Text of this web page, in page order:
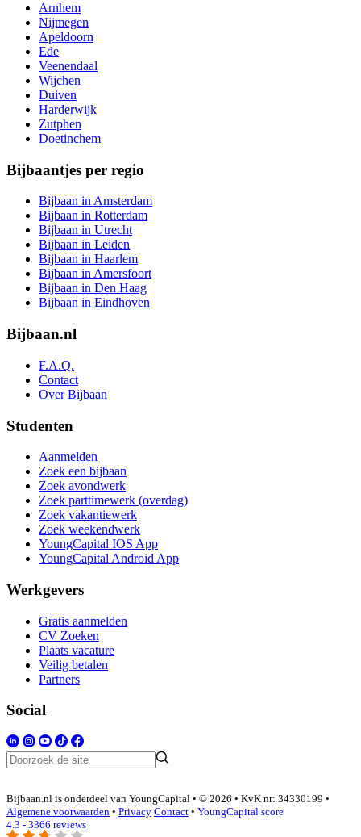
Arnhem
Nijmegen
Apeldoorn
Ede
Veenendaal
Wijchen
Duiven
Harderwijk
Zutphen
Doetinchem
Bijbaantjes per regio
Bijbaan in Amsterdam
Bijbaan in Rotterdam
Bijbaan in Utrecht
Bijbaan in Leiden
Bijbaan in Haarlem
Bijbaan in Amersfoort
Bijbaan in Den Haag
Bijbaan in Eindhoven
Bijbaan.nl
F.A.Q.
Contact
Over Bijbaan
Studenten
Aanmelden
Zoek een bijbaan
Zoek avondwerk
Zoek parttimewerk (overdag)
Zoek vakantiewerk
Zoek weekendwerk
YoungCapital IOS App
YoungCapital Android App
Werkgevers
Gratis aanmelden
CV Zoeken
Plaats vacature
Veilig betalen
Partners
Social
Bijbaan.nl is onderdeel van YoungCapital • © 2026 • KvK nr: 34330199 •
Algemene voorwaarden • Privacy Contact • YoungCapital score
4.3 - 3366 reviews